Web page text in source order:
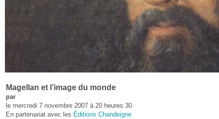
Magellan et l’image du monde
par
le mercredi 7 novembre 2007 à 20 heures 30
En partenariat avec les Éditions Chandeigne